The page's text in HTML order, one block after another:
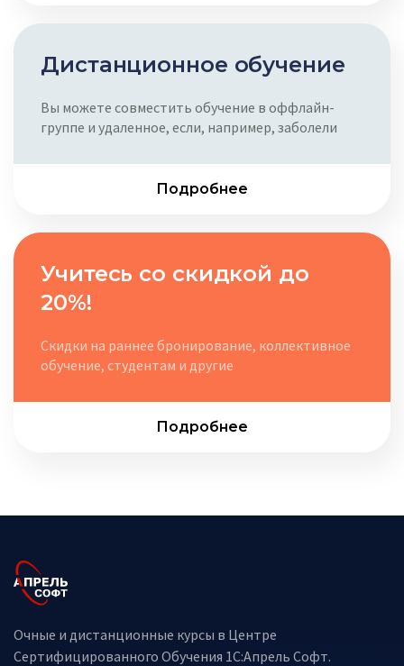
Дистанцион­ное обучение
Вы можете совместить обучение в оффлайн-
группе и удаленное, если, например, заболели
Подробнее
Учитесь со скидкой до
20%!
Скидки на раннее бронирование, коллективное
обучение, студентам и другие
Подробнее
Очные и дистанционные курсы в Центре
Сертифицированного Обучения 1С:Апрель Софт.